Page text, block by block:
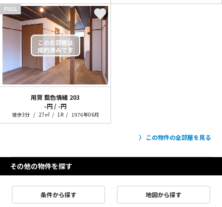
FULL
用賀 藍色情緒 203
-円 / -円
徒歩3分 27㎡ 1R 1976年06月
この物件の全部屋を見る
その他の物件を探す
条件から探す 地図から探す